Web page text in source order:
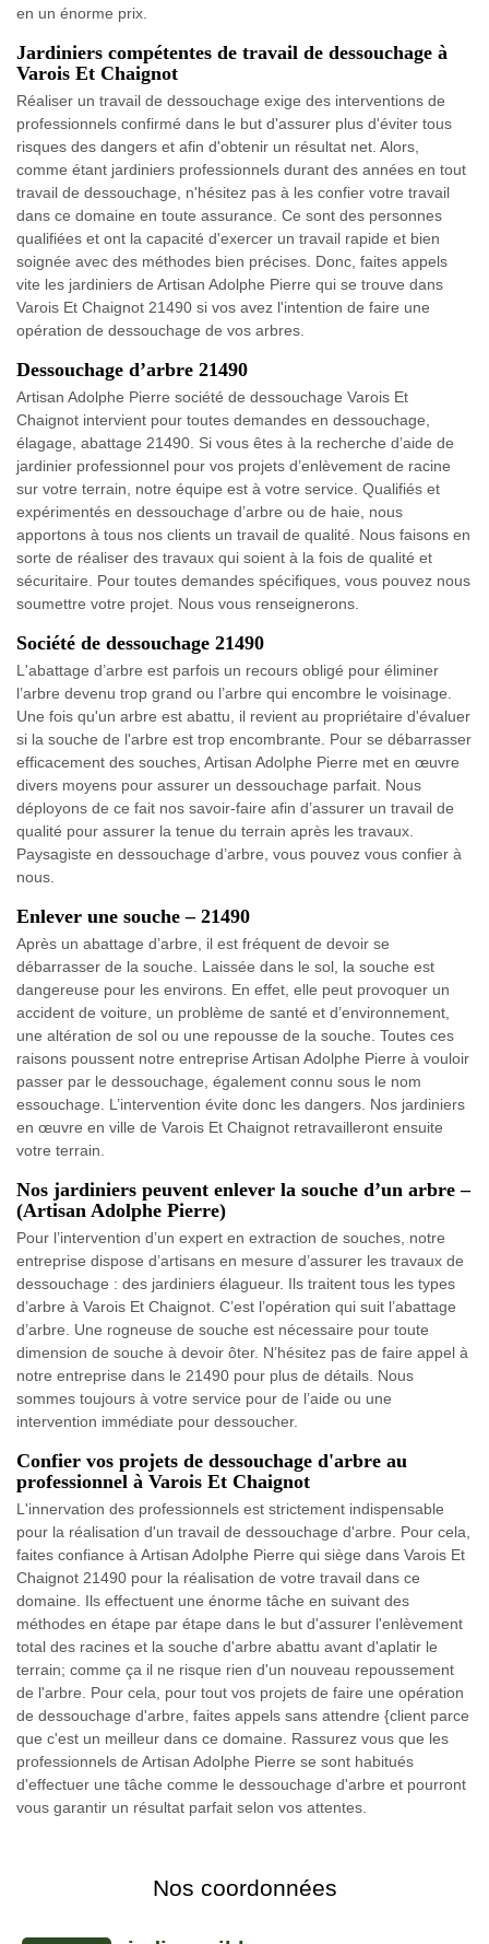
en un énorme prix.
Jardiniers compétentes de travail de dessouchage à
Varois Et Chaignot
Réaliser un travail de dessouchage exige des interventions de
professionnels confirmé dans le but d'assurer plus d'éviter tous
risques des dangers et afin d'obtenir un résultat net. Alors,
comme étant jardiniers professionnels durant des années en tout
travail de dessouchage, n'hésitez pas à les confier votre travail
dans ce domaine en toute assurance. Ce sont des personnes
qualifiées et ont la capacité d'exercer un travail rapide et bien
soignée avec des méthodes bien précises. Donc, faites appels
vite les jardiniers de Artisan Adolphe Pierre qui se trouve dans
Varois Et Chaignot 21490 si vos avez l'intention de faire une
opération de dessouchage de vos arbres.
Dessouchage d’arbre 21490
Artisan Adolphe Pierre société de dessouchage Varois Et
Chaignot intervient pour toutes demandes en dessouchage,
élagage, abattage 21490. Si vous êtes à la recherche d’aide de
jardinier professionnel pour vos projets d’enlèvement de racine
sur votre terrain, notre équipe est à votre service. Qualifiés et
expérimentés en dessouchage d’arbre ou de haie, nous
apportons à tous nos clients un travail de qualité. Nous faisons en
sorte de réaliser des travaux qui soient à la fois de qualité et
sécuritaire. Pour toutes demandes spécifiques, vous pouvez nous
soumettre votre projet. Nous vous renseignerons.
Société de dessouchage 21490
L'abattage d’arbre est parfois un recours obligé pour éliminer
l’arbre devenu trop grand ou l’arbre qui encombre le voisinage.
Une fois qu'un arbre est abattu, il revient au propriétaire d'évaluer
si la souche de l'arbre est trop encombrante. Pour se débarrasser
efficacement des souches, Artisan Adolphe Pierre met en œuvre
divers moyens pour assurer un dessouchage parfait. Nous
déployons de ce fait nos savoir-faire afin d’assurer un travail de
qualité pour assurer la tenue du terrain après les travaux.
Paysagiste en dessouchage d’arbre, vous pouvez vous confier à
nous.
Enlever une souche – 21490
Après un abattage d’arbre, il est fréquent de devoir se
débarrasser de la souche. Laissée dans le sol, la souche est
dangereuse pour les environs. En effet, elle peut provoquer un
accident de voiture, un problème de santé et d’environnement,
une altération de sol ou une repousse de la souche. Toutes ces
raisons poussent notre entreprise Artisan Adolphe Pierre à vouloir
passer par le dessouchage, également connu sous le nom
essouchage. L’intervention évite donc les dangers. Nos jardiniers
en œuvre en ville de Varois Et Chaignot retravailleront ensuite
votre terrain.
Nos jardiniers peuvent enlever la souche d’un arbre –
(Artisan Adolphe Pierre)
Pour l’intervention d’un expert en extraction de souches, notre
entreprise dispose d’artisans en mesure d’assurer les travaux de
dessouchage : des jardiniers élagueur. Ils traitent tous les types
d’arbre à Varois Et Chaignot. C’est l’opération qui suit l’abattage
d’arbre. Une rogneuse de souche est nécessaire pour toute
dimension de souche à devoir ôter. N’hésitez pas de faire appel à
notre entreprise dans le 21490 pour plus de détails. Nous
sommes toujours à votre service pour de l’aide ou une
intervention immédiate pour dessoucher.
Confier vos projets de dessouchage d'arbre au
professionnel à Varois Et Chaignot
L'innervation des professionnels est strictement indispensable
pour la réalisation d'un travail de dessouchage d'arbre. Pour cela,
faites confiance à Artisan Adolphe Pierre qui siège dans Varois Et
Chaignot 21490 pour la réalisation de votre travail dans ce
domaine. Ils effectuent une énorme tâche en suivant des
méthodes en étape par étape dans le but d'assurer l'enlèvement
total des racines et la souche d'arbre abattu avant d'aplatir le
terrain; comme ça il ne risque rien d'un nouveau repoussement
de l'arbre. Pour cela, pour tout vos projets de faire une opération
de dessouchage d'arbre, faites appels sans attendre {client parce
que c'est un meilleur dans ce domaine. Rassurez vous que les
professionnels de Artisan Adolphe Pierre se sont habitués
d'effectuer une tâche comme le dessouchage d'arbre et pourront
vous garantir un résultat parfait selon vos attentes.
Nos coordonnées